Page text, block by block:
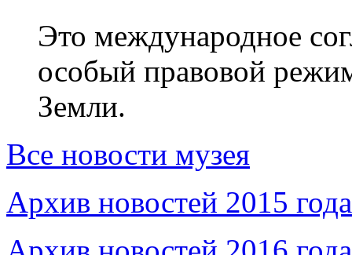
Это международное
особый правовой
Земли.
Все новости музея
Архив новостей 2015 года